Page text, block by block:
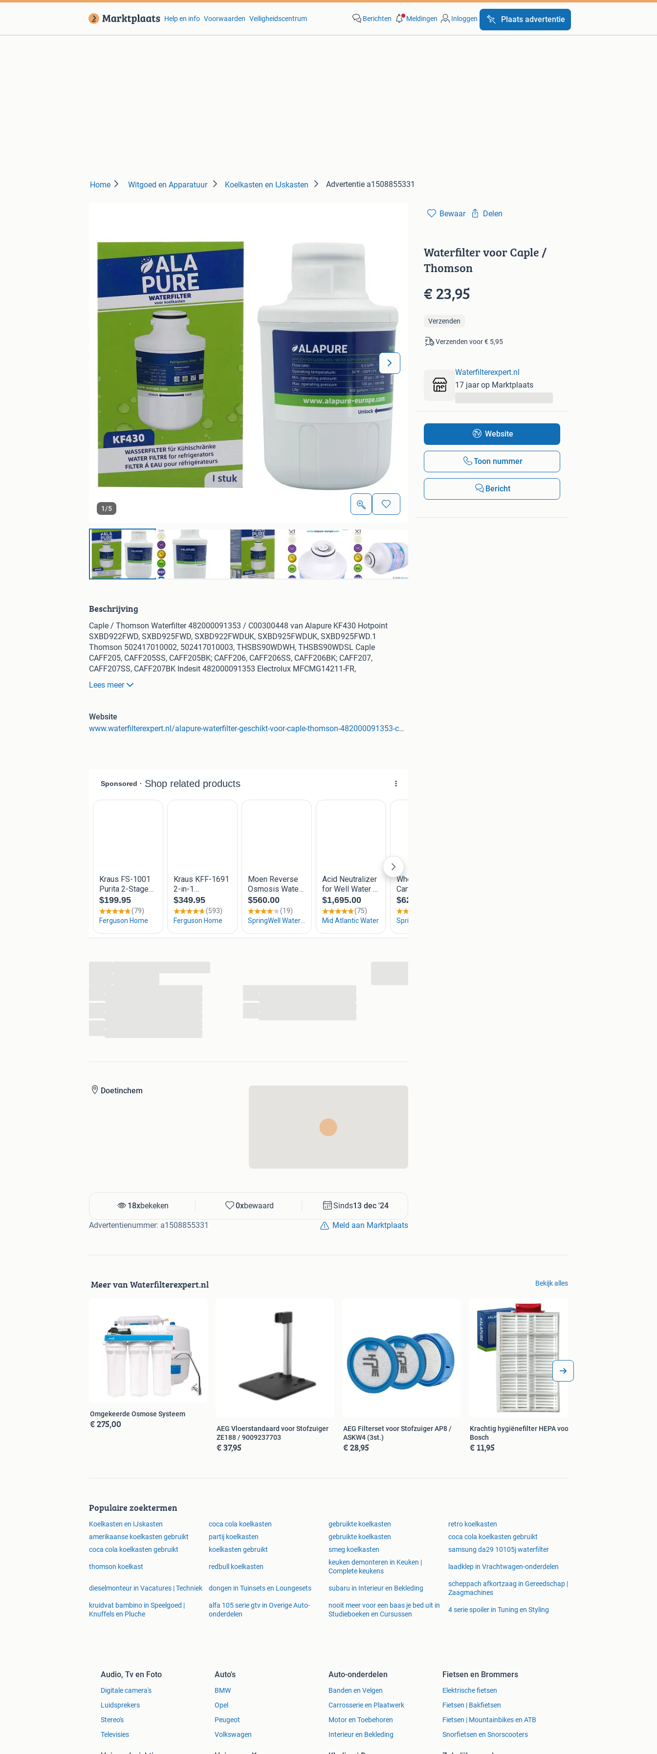
Help en info Voorwaarden Veiligheidscentrum Berichten Meldingen Inloggen Plaats advertentie
Home Witgoed en Apparatuur Koelkasten en IJskasten Advertentie a1508855331
1/5
Beschrijving
Caple / Thomson Waterfilter 482000091353 / C00300448 van Alapure KF430 Hotpoint
SXBD922FWD, SXBD925FWD, SXBD922FWDUK, SXBD925FWDUK, SXBD925FWD.1
Thomson 502417010002, 502417010003, THSBS90WDWH, THSBS90WDSL Caple
CAFF205, CAFF205SS, CAFF205BK; CAFF206, CAFF206SS, CAFF206BK; CAFF207,
CAFF207SS, CAFF207BK Indesit 482000091353 Electrolux MFCMG14211-FR,
MFCMG14211-F Frigidaire FRSB51J3MLS Microfilter MFCMG14211FR, MFCMG14211F
MIDEA Comfee SBSIB 502 NFA+ CDA PC70BL, PC70SC Deze filter is compatible met de
voor dit product: FFL-105CH, C00300448, 502417010003, 482000091353, 502417010002,
Lees meer
Website
www.waterfilterexpert.nl/alapure-waterfilter-geschikt-voor-caple-thomson-482000091353-c00300448
Doetinchem
18xbekeken 0xbewaard Sinds13 dec '24
Advertentienummer: a1508855331 Meld aan Marktplaats
Bewaar Delen
Waterfilter voor Caple /
Thomson
€ 23,95
Verzenden
Verzenden voor € 5,95
Waterfilterexpert.nl
17 jaar op Marktplaats
Website
Toon nummer
Bericht
Meer van Waterfilterexpert.nl Bekijk alles
Omgekeerde Osmose Systeem
€ 275,00
AEG Vloerstandaard voor Stofzuiger
ZE188 / 9009237703
€ 37,95
AEG Filterset voor Stofzuiger AP8 /
ASKW4 (3st.)
€ 28,95
Krachtig hygiënefilter HEPA voor
Bosch
€ 11,95
Populaire zoektermen
Koelkasten en IJskasten coca cola koelkasten gebruikte koelkasten
retro koelkasten
amerikaanse koelkasten gebruikt
partij koelkasten gebruikte koelkasten
coca cola koelkasten gebruikt
coca cola koelkasten gebruikt
koelkasten gebruikt smeg koelkasten samsung da29 10105j waterfilter
thomson koelkast redbull koelkasten
keuken demonteren in Keuken |
Complete keukens
laadklep in Vrachtwagen-onderdelen
dieselmonteur in Vacatures | Techniek dongen in Tuinsets en Loungesets subaru in Interieur en Bekleding
scheppach afkortzaag in Gereedschap |
Zaagmachines
kruidvat bambino in Speelgoed |
Knuffels en Pluche
alfa 105 serie gtv in Overige Auto-
onderdelen
nooit meer voor een baas je bed uit in
Studieboeken en Cursussen
4 serie spoiler in Tuning en Styling
Audio, Tv en Foto
Digitale camera's
Luidsprekers
Stereo's
Televisies
Auto's
BMW
Opel
Peugeot
Volkswagen
Auto-onderdelen
Banden en Velgen
Carrosserie en Plaatwerk
Motor en Toebehoren
Interieur en Bekleding
Fietsen en Brommers
Elektrische fietsen
Fietsen | Bakfietsen
Fietsen | Mountainbikes en ATB
Snorfietsen en Snorscooters